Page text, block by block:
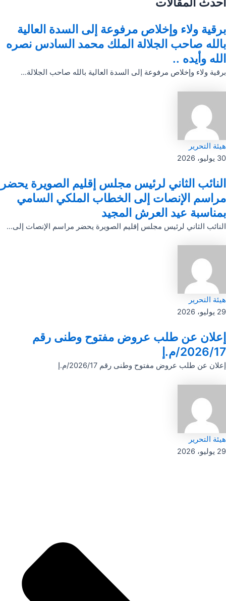
برقية ولاء وإخلاص مرفوعة إلى السدة العالية
بالله صاحب الجلالة الملك محمد السادس نصره
الله وأيده ..
برقية ولاء وإخلاص مرفوعة إلى السدة العالية بالله صاحب الجلالة...
هيئة التحرير
30 يوليو، 2026
النائب الثاني لرئيس مجلس إقليم الصويرة يحضر
مراسم الإنصات إلى الخطاب الملكي السامي
بمناسبة عيد العرش المجيد
النائب الثاني لرئيس مجلس إقليم الصويرة يحضر مراسم الإنصات إلى...
هيئة التحرير
29 يوليو، 2026
إعلان عن طلب عروض مفتوح وطنى رقم
2026/17/م.إ
إعلان عن طلب عروض مفتوح وطنى رقم 2026/17/م.إ
هيئة التحرير
29 يوليو، 2026